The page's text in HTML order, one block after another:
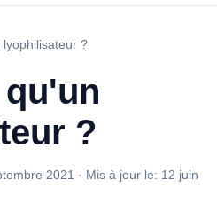
?
?
2021 · Mis à jour le: 12 juin